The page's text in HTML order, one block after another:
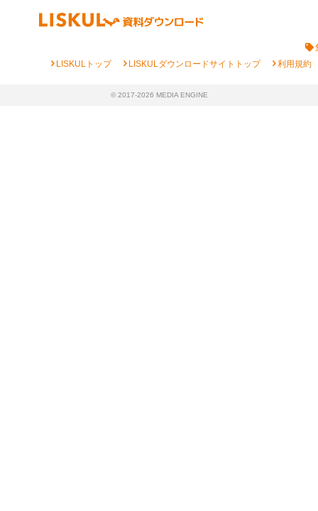
chevron_rightLISKULトップ chevron_rightLISKULダウンロードサイトトップ chevron_right利用規約
© 2017-2026 MEDIA ENGINE